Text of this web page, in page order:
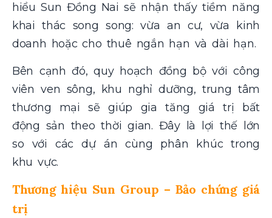
hiểu Sun Đồng Nai sẽ nhận thấy tiềm năng
khai thác song song: vừa an cư, vừa kinh
doanh hoặc cho thuê ngắn hạn và dài hạn.
Bên cạnh đó, quy hoạch đồng bộ với công
viên ven sông, khu nghỉ dưỡng, trung tâm
thương mại sẽ giúp gia tăng giá trị bất
động sản theo thời gian. Đây là lợi thế lớn
so với các dự án cùng phân khúc trong
khu vực.
Thương hiệu Sun Group – Bảo chứng giá
trị